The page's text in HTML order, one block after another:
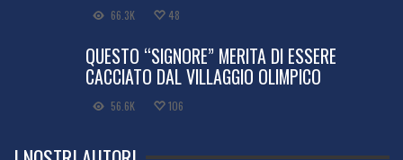
66.3K 48
QUESTO “SIGNORE” MERITA DI ESSERE
CACCIATO DAL VILLAGGIO OLIMPICO
56.6K 106